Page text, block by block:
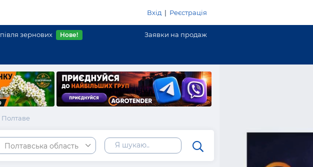
Вхід | Реєстрація
зернових Нове! Заявки на продаж
Полтавська область